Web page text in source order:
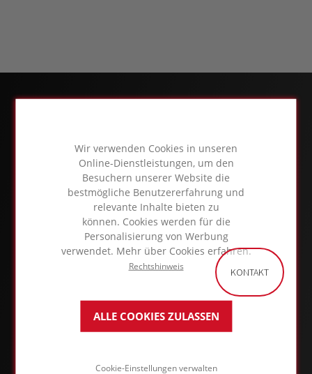
Wir verwenden Cookies in unseren
Online-Dienstleistungen, um den
Besuchern unserer Website die
bestmögliche Benutzererfahrung und
relevante Inhalte bieten zu
können. Cookies werden für die
Personalisierung von Werbung
verwendet. Mehr über Cookies erfahren.
Rechtshinweis
ALLE COOKIES ZULASSEN
Cookie-Einstellungen verwalten
KONTAKT
ÜBER DAS FOAMGLAS® BUSINESS